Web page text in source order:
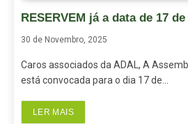
RESERVEM já a data de 17
30 de Novembro, 2025
Caros associados da ADAL, A
está convocada para o dia 17 de…
LER MAIS